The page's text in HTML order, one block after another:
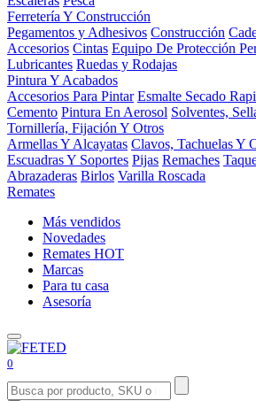
Ferretería Y Construcción
Pegamentos y Adhesivos Construcción
Accesorios Cintas Equipo De Protección
Lubricantes Ruedas y Rodajas
Pintura Y Acabados
Accesorios Para Pintar Esmalte Secado
Cemento Pintura En Aerosol Solventes,
Tornillería, Fijación Y Otros
Armellas Y Alcayatas Clavos, Tachuelas Y
Escuadras Y Soportes Pijas Remaches
Abrazaderas Birlos Varilla Roscada
Remates
Más vendidos
Novedades
Remates HOT
Marcas
Para tu casa
Asesoría
0